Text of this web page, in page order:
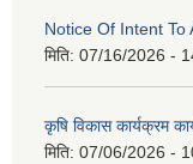
Notice Of Intent
मिति: 07/16/2026 -
कृषि विकास कार्यक्रम
मिति: 07/06/2026 -